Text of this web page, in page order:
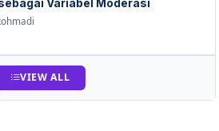
Variabel Moderasi
VIEW ALL